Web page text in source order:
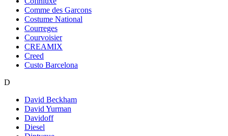
Comme des Garcons
Costume National
Courreges
Courvoisier
CREAMIX
Creed
Custo Barcelona
D
David Beckham
David Yurman
Davidoff
Diesel